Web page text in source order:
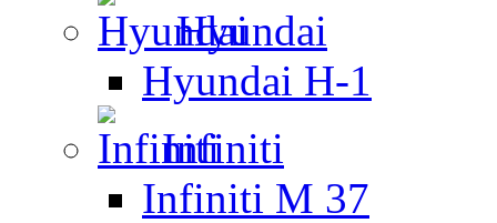
Hyundai
Hyundai H-1
Infiniti
Infiniti M 37